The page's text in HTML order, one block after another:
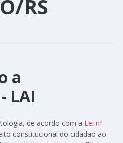
RS
a
LAI
de acordo com a Lei nº
constitucional do cidadão ao